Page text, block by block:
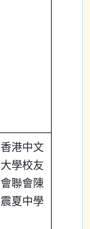
香港中文
大學校友
會聯會陳
震夏中學